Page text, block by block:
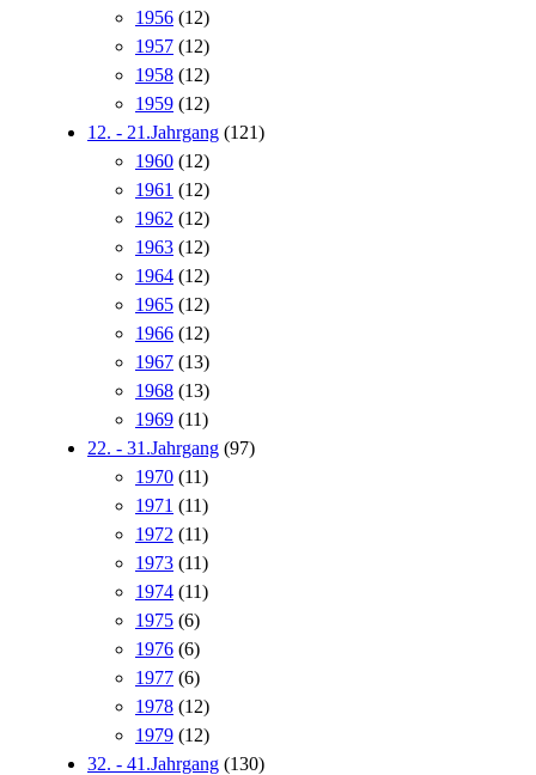
1956 (12)
1957 (12)
1958 (12)
1959 (12)
12. - 21.Jahrgang (121)
1960 (12)
1961 (12)
1962 (12)
1963 (12)
1964 (12)
1965 (12)
1966 (12)
1967 (13)
1968 (13)
1969 (11)
22. - 31.Jahrgang (97)
1970 (11)
1971 (11)
1972 (11)
1973 (11)
1974 (11)
1975 (6)
1976 (6)
1977 (6)
1978 (12)
1979 (12)
32. - 41.Jahrgang (130)